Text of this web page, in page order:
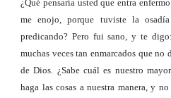
¿Qué pensaría usted que entra
me enojo, porque tuviste la
predicando? Pero fui sano, y te
muchas veces tan enmarcados que
de Dios. ¿Sabe cuál es nuestro
haga las cosas a nuestra manera, y